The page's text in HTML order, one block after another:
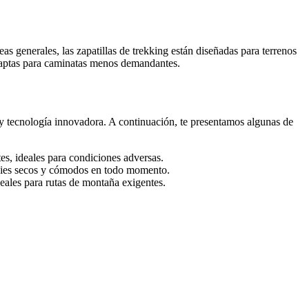
generales, las zapatillas de trekking están diseñadas para terrenos
para caminatas menos demandantes.
innovadora. A continuación, te presentamos algunas de
ideales para condiciones adversas.
secos y cómodos en todo momento.
para rutas de montaña exigentes.